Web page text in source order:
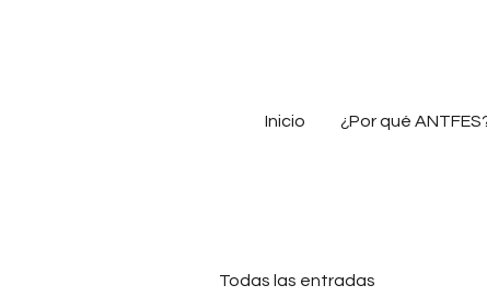
Inicio ¿Por qué
Todas las entradas